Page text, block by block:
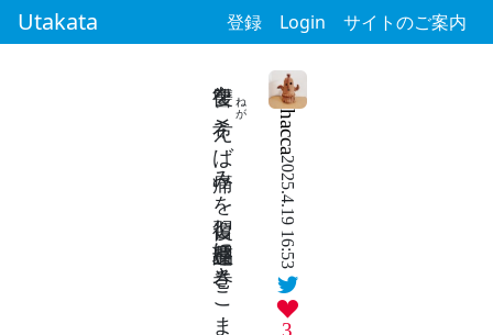
Utakata 登録 Login サイトのご案内
hacca
2025.4.19 16:53
3
復讐を
ねが
えば痛みを復習し遺品整理に巻きこまないで